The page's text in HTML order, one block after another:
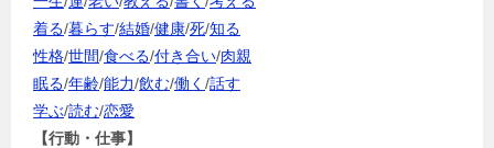
着る/暮らす/結婚/健康/死/知る
性格/世間/食べる/付き合い/肉親
眠る/年齢/能力/飲む/働く /話す
学ぶ/読む/恋愛
【行動・仕事】